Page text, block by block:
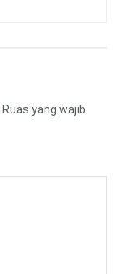
Ruas yang wajib